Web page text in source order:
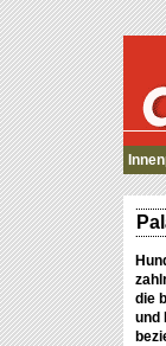
die
die
und